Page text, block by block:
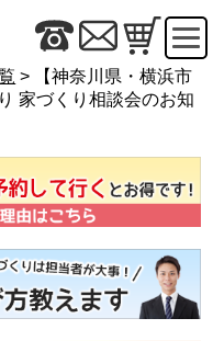
> 【神奈川県・横浜市
家づくり相談会のお知